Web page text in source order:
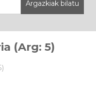
(Arg: 5)